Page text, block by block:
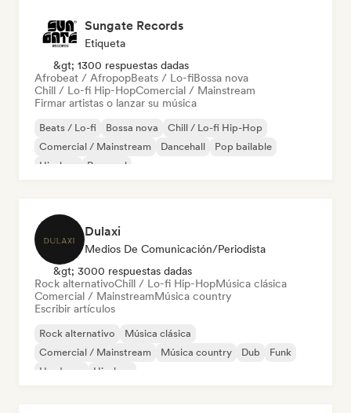
Sungate Records
Etiqueta
&gt; 1300 respuestas dadas
Afrobeat / AfropopBeats / Lo-fiBossa nova
Chill / Lo-fi Hip-HopComercial / Mainstream
Firmar artistas o lanzar su música
Beats / Lo-fi Bossa nova
Chill / Lo-fi Hip-Hop
Comercial / Mainstream
Dancehall
Pop bailable
Hip-hop
Pop soul
Dulaxi
Medios De Comunicación/Periodista
&gt; 3000 respuestas dadas
Rock alternativoChill / Lo-fi Hip-HopMúsica clásica
Comercial / MainstreamMúsica country
Escribir artículos
Rock alternativo
Música clásica
Comercial / Mainstream
Música country Dub
Funk
Hardcore
Hip-hop